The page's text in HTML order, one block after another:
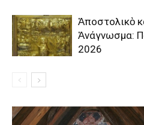
Ἀποστολικὸ
Ἀνάγνωσμα:
2026